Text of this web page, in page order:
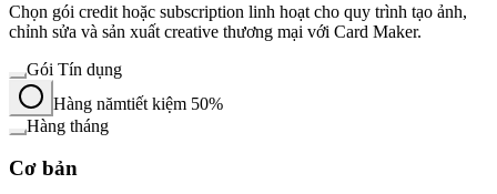
Chọn gói credit hoặc subscription linh hoạt cho quy trình tạo ảnh,
chỉnh sửa và sản xuất creative thương mại với Card Maker.
Gói Tín dụng
Hàng nămtiết kiệm 50%
Hàng tháng
Cơ bản